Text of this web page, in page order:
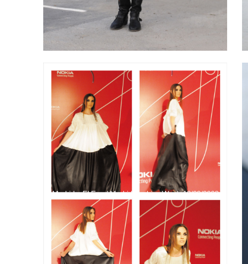
Madrid – El Ego / Madrid Fashion Week 19/09/2008